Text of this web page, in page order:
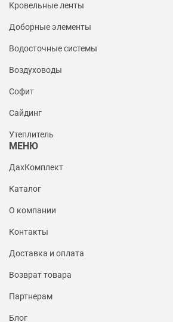
Кровельные ленты
Доборные элементы
Водосточные системы
Воздуховоды
Софит
Сайдинг
Утеплитель
МЕНЮ
ДахКомплект
Каталог
О компании
Контакты
Доставка и оплата
Возврат товара
Партнерам
Блог